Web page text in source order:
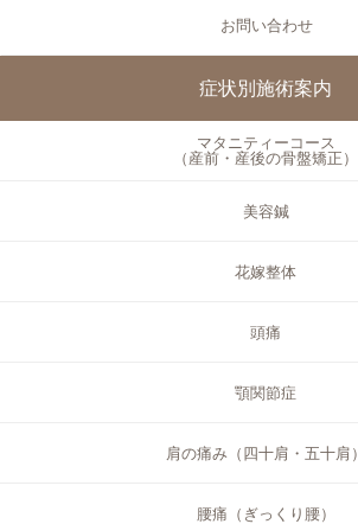
お問い合わせ
症状別施術案内
マタニティーコース
（産前・産後の骨盤矯正）
美容鍼
花嫁整体
頭痛
顎関節症
肩の痛み（四十肩・五十肩）
腰痛（ぎっくり腰）